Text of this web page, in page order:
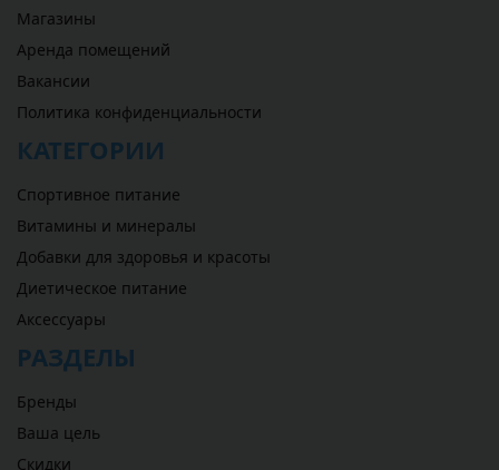
Магазины
Аренда помещений
Вакансии
Политика конфиденциальности
КАТЕГОРИИ
Спортивное питание
Витамины и минералы
Добавки для здоровья и красоты
Диетическое питание
Аксессуары
РАЗДЕЛЫ
Бренды
Ваша цель
Скидки